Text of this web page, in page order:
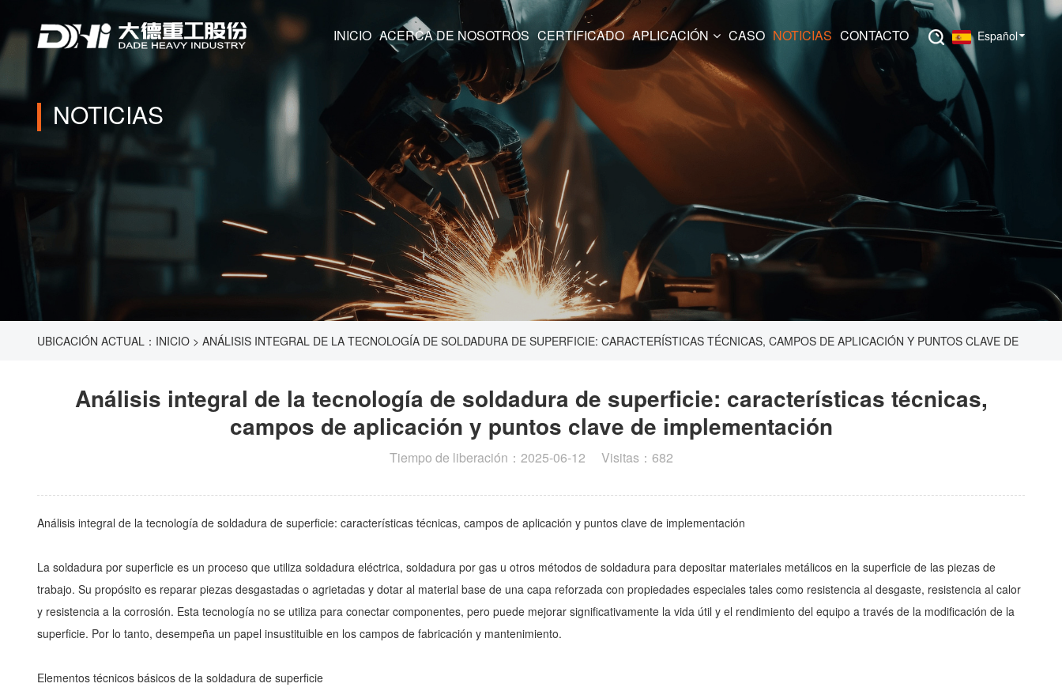
INICIO ACERCA DE NOSOTROS CERTIFICADO APLICACIÓN CASO NOTICIAS CONTACTO Español
NOTICIAS
UBICACIÓN ACTUAL： INICIO > ANÁLISIS INTEGRAL DE LA TECNOLOGÍA DE SOLDADURA DE SUPERFICIE: CARACTERÍSTICAS TÉCNICAS, CAMPOS DE APLICACIÓN Y PUNTOS CLAVE DE
Análisis integral de la tecnología de soldadura de superficie: características técnicas,
campos de aplicación y puntos clave de implementación
Tiempo de liberación：2025-06-12 Visitas：682
Análisis integral de la tecnología de soldadura de superficie: características técnicas, campos de aplicación y puntos clave de implementación
La soldadura por superficie es un proceso que utiliza soldadura eléctrica, soldadura por gas u otros métodos de soldadura para depositar materiales metálicos en la superficie de las piezas de
trabajo. Su propósito es reparar piezas desgastadas o agrietadas y dotar al material base de una capa reforzada con propiedades especiales tales como resistencia al desgaste, resistencia al calor
y resistencia a la corrosión. Esta tecnología no se utiliza para conectar componentes, pero puede mejorar significativamente la vida útil y el rendimiento del equipo a través de la modificación de la
superficie. Por lo tanto, desempeña un papel insustituible en los campos de fabricación y mantenimiento.
Elementos técnicos básicos de la soldadura de superficie